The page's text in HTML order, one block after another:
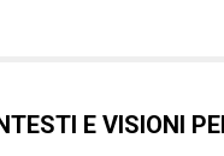
E VISIONI